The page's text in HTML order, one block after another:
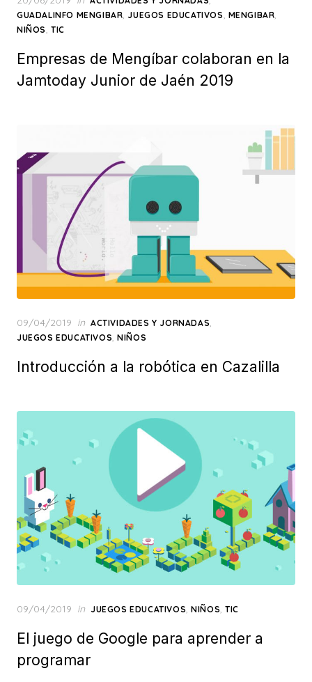
on
GUADALINFO MENGIBAR, JUEGOS EDUCATIVOS, MENGIBAR,
NIÑOS, TIC
Empresas de Mengíbar colaboran en la
Jamtoday Junior de Jaén 2019
Posted
on
09/04/2019 in ACTIVIDADES Y JORNADAS,
JUEGOS EDUCATIVOS,NIÑOS
Introducción a la robótica en Cazalilla
Posted
09/04/2019 in JUEGOS EDUCATIVOS,NIÑOS,TIC
El juego de Google para aprender a
programar